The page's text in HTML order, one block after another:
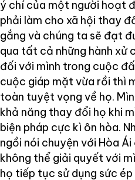
ý chí của một người hoạt
phải làm cho xã hội thay
gắng và chúng ta sẽ đạt
qua tất cả những hành xử
đối với mình trong cuộc
cuộc giáp mặt vừa rồi thì
toàn tuyệt vọng về họ.
khả năng thay đổi họ khi
biện pháp cực kì ôn hòa.
ngồi nói chuyện với Hòa
không thể giải quyết với
họ tiếp tục sử dụng sức ép